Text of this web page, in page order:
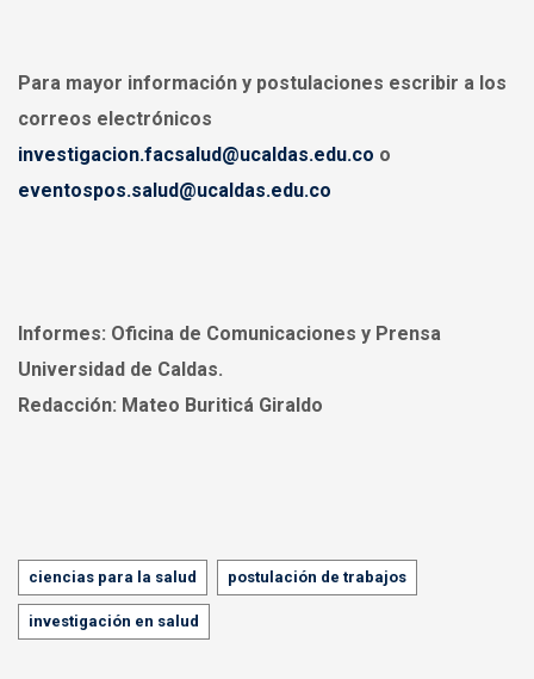
Para mayor información y postulaciones escribir a los
correos electrónicos
investigacion.facsalud@ucaldas.edu.co o
eventospos.salud@ucaldas.edu.co
Informes: Oficina de Comunicaciones y Prensa
Universidad de Caldas.
Redacción: Mateo Buriticá Giraldo
Tags
ciencias para la salud postulación de trabajos
investigación en salud